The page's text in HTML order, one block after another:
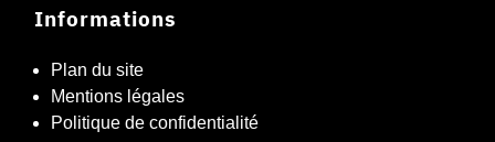
Informations
Plan du site
Mentions légales
Politique de confidentialité